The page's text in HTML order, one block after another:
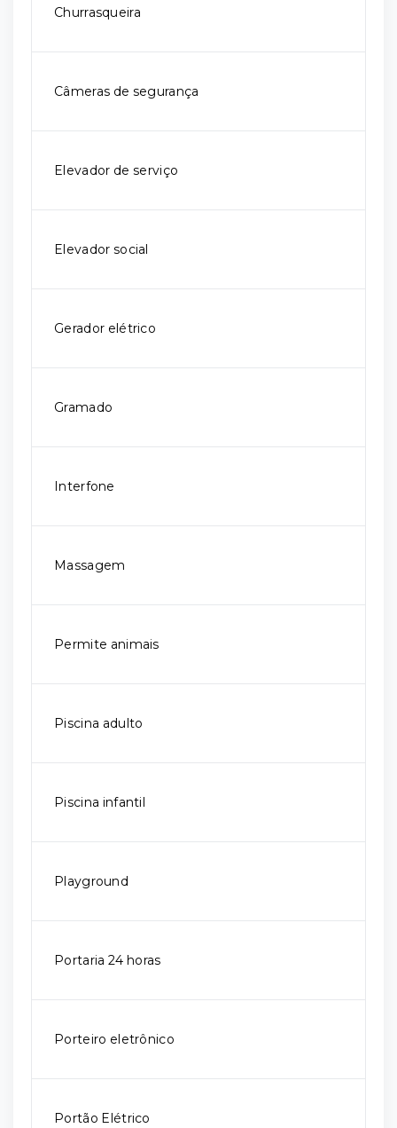
Churrasqueira
Câmeras de segurança
Elevador de serviço
Elevador social
Gerador elétrico
Gramado
Interfone
Massagem
Permite animais
Piscina adulto
Piscina infantil
Playground
Portaria 24 horas
Porteiro eletrônico
Portão Elétrico